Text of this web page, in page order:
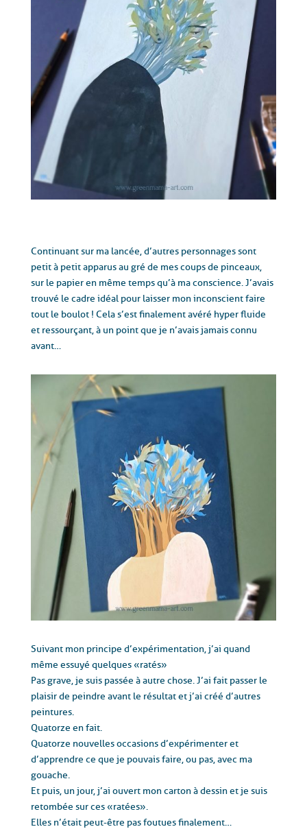
Continuant sur ma lancée, d’autres personnages sont
petit à petit apparus au gré de mes coups de pinceaux,
sur le papier en même temps qu’à ma conscience. J’avais
trouvé le cadre idéal pour laisser mon inconscient faire
tout le boulot ! Cela s’est finalement avéré hyper fluide
et ressourçant, à un point que je n’avais jamais connu
avant…
Suivant mon principe d’expérimentation, j’ai quand
même essuyé quelques « ratés »
Pas grave,je suis passée à autre chose. J’ai fait passer le
plaisir de peindre avant le résultatet j’ai créé d’autres
peintures.
Quatorze en fait.
Quatorze nouvelles occasions d’expérimenter et
d’apprendre ce que je pouvais faire, ou pas, avec ma
gouache.
Et puis, un jour, j’ai ouvert mon carton à dessin et je suis
retombée sur ces « ratées ».
Elles n’était peut-être pas foutues finalement…